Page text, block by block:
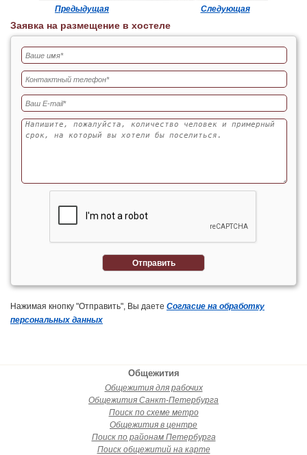
Предыдущая Следующая
Заявка на размещение в хостеле
Отправить
Нажимая кнопку "Отправить", Вы даете Согласие на обработку
персональных данных
Общежития
Общежития для рабочих
Общежития Санкт-Петербурга
Поиск по схеме метро
Общежития в центре
Поиск по районам Петербурга
Поиск общежитий на карте